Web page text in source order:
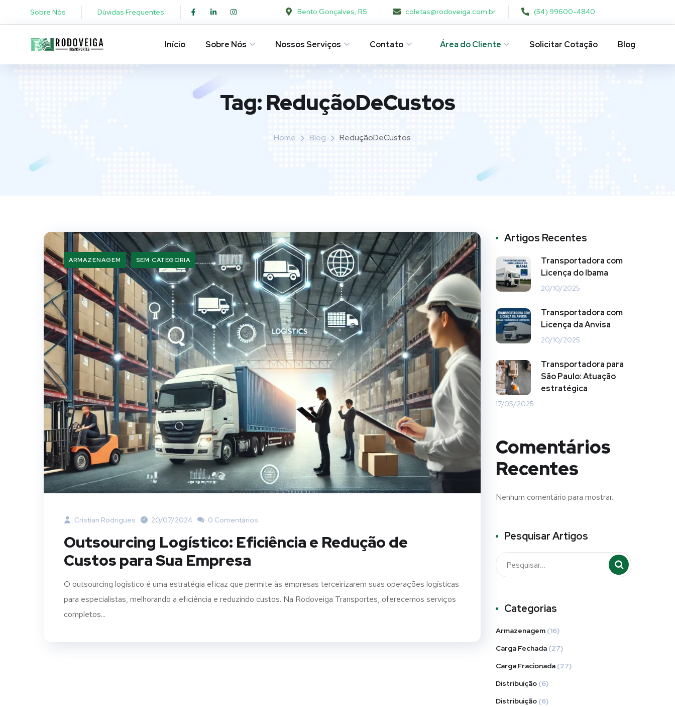
Sobre Nós Dúvidas Frequentes Bento Gonçalves, RS coletas@rodoveiga.com.br (54) 99600-4840
Início Sobre Nós Nossos Serviços Contato Área do Cliente Solicitar Cotação Blog
Tag:ReduçãoDeCustos
Home Blog ReduçãoDeCustos
ARMAZENAGEM SEM CATEGORIA
Cristian Rodrigues 20/07/2024 0 Comentários
Outsourcing Logístico: Eficiência e Redução de
Custos para Sua Empresa
O outsourcing logístico é uma estratégia eficaz que permite às empresas terceirizarem suas operações logísticas
para especialistas, melhorando a eficiência e reduzindo custos. Na Rodoveiga Transportes, oferecemos serviços
completos...
Artigos Recentes
Transportadora com
Licença do Ibama
20/10/2025
Transportadora com
Licença da Anvisa
20/10/2025
Transportadora para
São Paulo: Atuação
estratégica
17/05/2025
Comentários
Recentes
Nenhum comentário para mostrar.
Pesquisar Artigos
Categorias
Armazenagem (16)
Carga Fechada (27)
Carga Fracionada (27)
Distribuição (6)
Distribuição (6)